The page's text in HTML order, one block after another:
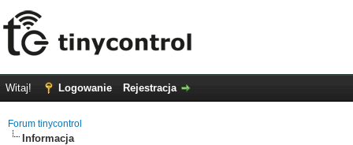
Witaj! Logowanie Rejestracja
Forum tinycontrol
Informacja